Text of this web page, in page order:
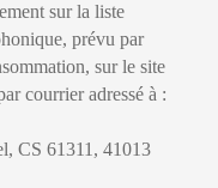
sur la liste
prévu par
sur le site
courrier adressé à :
CS 61311, 41013